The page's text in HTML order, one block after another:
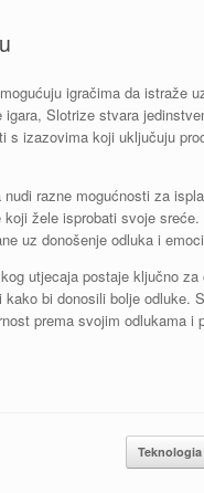
igračima da istraže
Slotrize stvara
izazovima koji uključuju
razne mogućnosti za
žele isprobati svoje
uz donošenje odluka i
utjecaja postaje ključno
bi donosili bolje odluke.
prema svojim odlukama i